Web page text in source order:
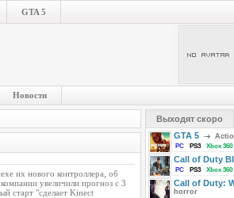
GTA 5
Новости
их нового контроллера, об
увеличили прогноз с 3
старт "сделает Kinect
Выходят скоро
GTA 5
PC PS3 Xbox 360
Call of Duty
PC PS3 Xbox 360
Call of Duty:
horror